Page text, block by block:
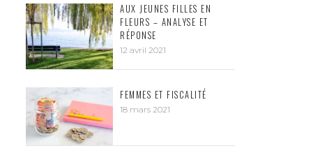
AUX JEUNES FILLES EN
FLEURS – ANALYSE ET
RÉPONSE
12 avril 2021
FEMMES ET FISCALITÉ
18 mars 2021